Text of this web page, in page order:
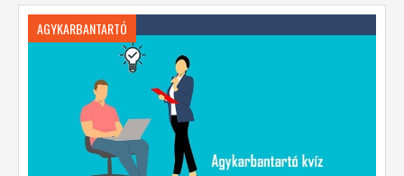
AGYKARBANTARTÓ